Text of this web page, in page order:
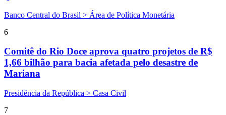
Banco Central do Brasil > Área de Política Monetária
6
Comitê do Rio Doce aprova quatro projetos de R$
1,66 bilhão para bacia afetada pelo desastre de
Mariana
Presidência da República > Casa Civil
7